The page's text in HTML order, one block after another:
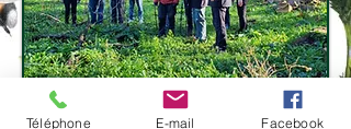
La marche en groupe
Téléphone E-mail Facebook